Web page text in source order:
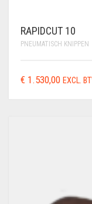
RAPIDCUT 10
PNEUMATISCH KNIPPEN
€ 1.530,00 EXCL.